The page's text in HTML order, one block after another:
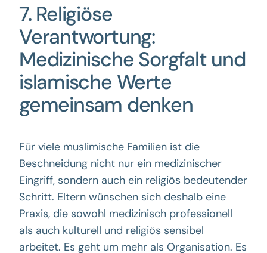
7. Religiöse
Verantwortung:
Medizinische Sorgfalt und
islamische Werte
gemeinsam denken
Für viele muslimische Familien ist die
Beschneidung nicht nur ein medizinischer
Eingriff, sondern auch ein religiös bedeutender
Schritt. Eltern wünschen sich deshalb eine
Praxis, die sowohl medizinisch professionell
als auch kulturell und religiös sensibel
arbeitet. Es geht um mehr als Organisation. Es